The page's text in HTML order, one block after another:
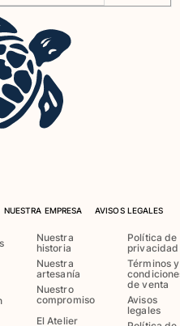
NUESTRA EMPRESA
Nuestra
historia
Nuestra
artesanía
Nuestro
compromiso
El Atelier
AVISOS LEGALES
Política de
privacidad
Términos y
de venta
Avisos
legales